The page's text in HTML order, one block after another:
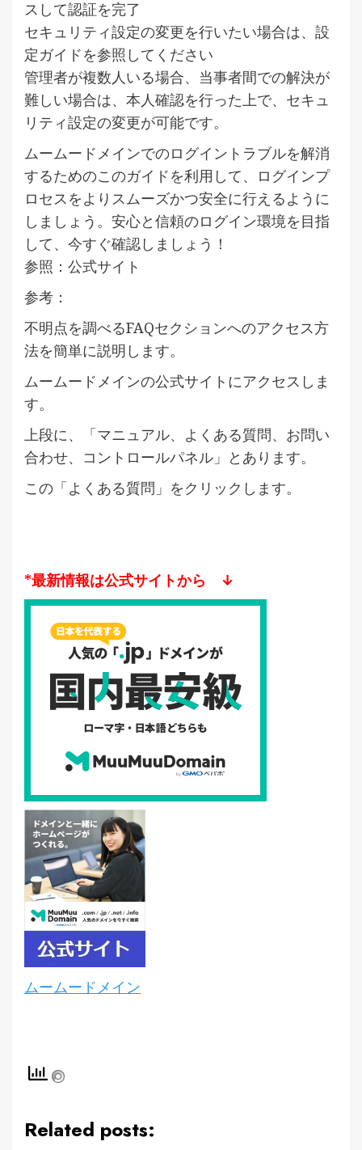
スして認証を完了
セキュリティ設定の変更を行いたい場合は、設
定ガイドを参照してください
管理者が複数人いる場合、当事者間での解決が
難しい場合は、本人確認を行った上で、セキュ
リティ設定の変更が可能です。
ムームードメインでのログイントラブルを解消
するためのこのガイドを利用して、ログインプ
ロセスをよりスムーズかつ安全に行えるように
しましょう。安心と信頼のログイン環境を目指
して、今すぐ確認しましょう！
参照：公式サイト
参考：
不明点を調べるFAQセクションへのアクセス方
法を簡単に説明します。
ムームードメインの公式サイトにアクセスしま
す。
上段に、「マニュアル、よくある質問、お問い
合わせ、コントロールパネル」とあります。
この「よくある質問」をクリックします。
*最新情報は公式サイトから ↓
ムームードメイン
Related posts: